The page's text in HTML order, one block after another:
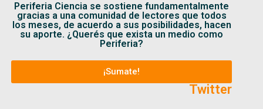
Periferia Ciencia se sostiene fundamentalmente
gracias a una comunidad de lectores que todos
los meses, de acuerdo a sus posibilidades, hacen
su aporte. ¿Querés que exista un medio como
Periferia?
¡Sumate!
Twitter